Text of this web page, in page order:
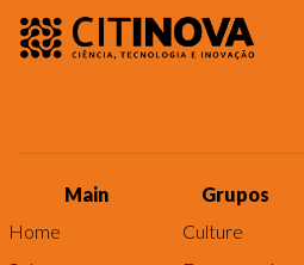
Main
Home
Grupos
Culture